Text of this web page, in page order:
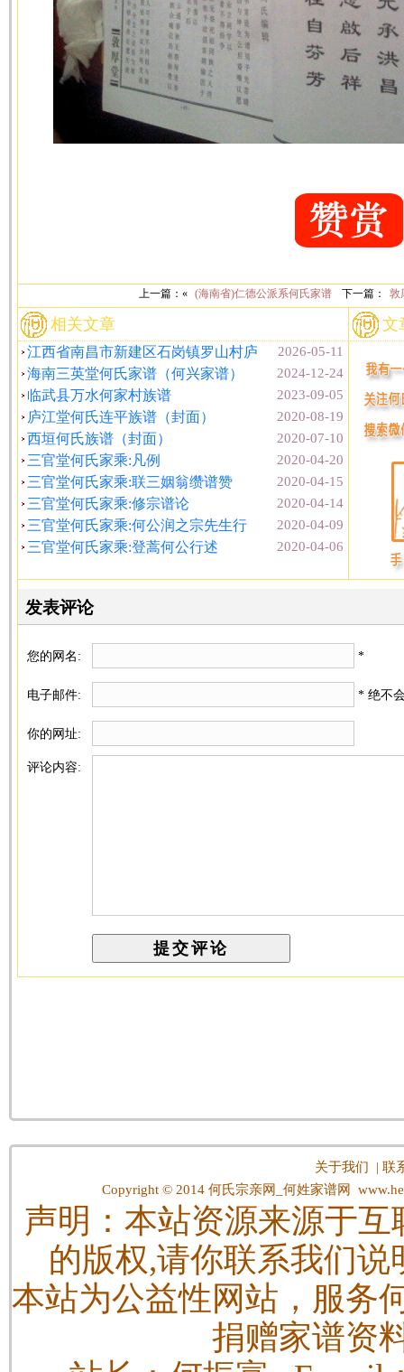
上一篇：« (海南省)仁德公派系何氏家谱 下一篇： 敦
相关文章
2026-05-11
江西省南昌市新建区石岗镇罗山村庐
2024-12-24
海南三英堂何氏家谱（何兴家谱）
2023-09-05
临武县万水何家村族谱
2020-08-19
庐江堂何氏连平族谱（封面）
2020-07-10
西垣何氏族谱（封面）
2020-04-20
三官堂何氏家乘:凡例
2020-04-15
三官堂何氏家乘:联三姻翁缵谱赞
2020-04-14
三官堂何氏家乘:修宗谱论
2020-04-09
三官堂何氏家乘:何公润之宗先生行
2020-04-06
三官堂何氏家乘:登蒿何公行述
文
发表评论
您的网名: *
电子邮件: * 绝不
你的网址:
评论内容:
关于我们 |联
Copyright © 2014 何氏宗亲网_何姓家谱网
声明：本站资源来源于
的版权,请你联系我们
本站为公益性网站，服务
捐赠家谱资